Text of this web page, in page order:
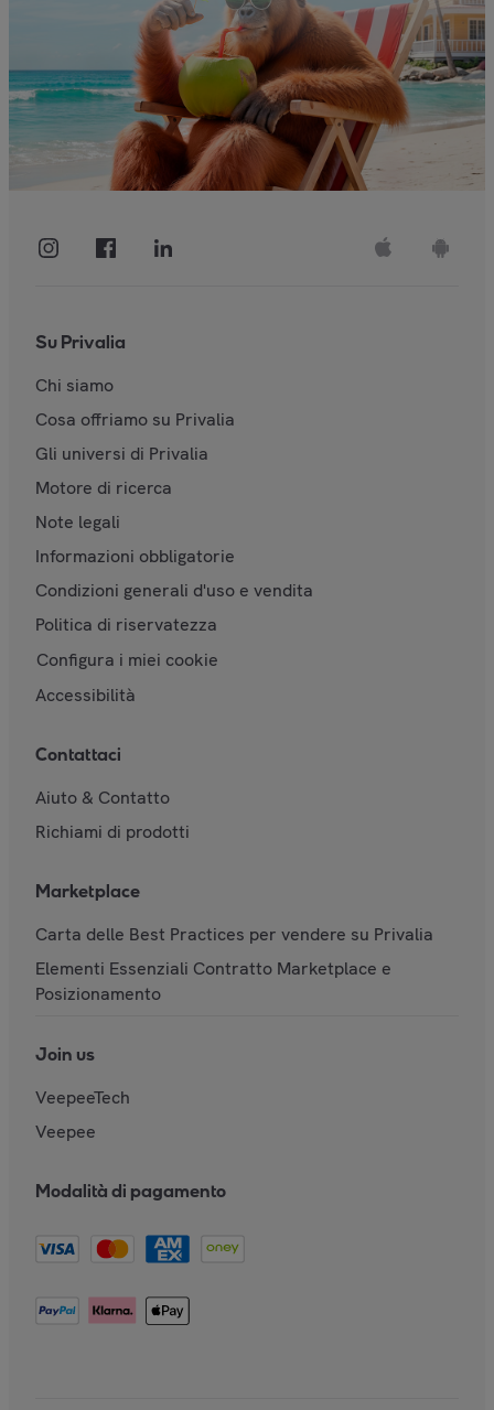
Su Privalia
Chi siamo
Cosa offriamo su Privalia
Gli universi di Privalia
Motore di ricerca
Note legali
Informazioni obbligatorie
Condizioni generali d'uso e vendita
Politica di riservatezza
Configura i miei cookie
Accessibilità
Contattaci
Aiuto & Contatto
Richiami di prodotti
Marketplace
Carta delle Best Practices per vendere su Privalia
Elementi Essenziali Contratto Marketplace e
Posizionamento
Join us
VeepeeTech
Veepee
Modalità di pagamento